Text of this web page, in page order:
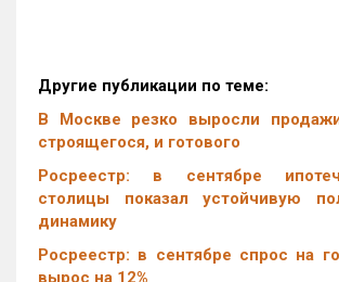
Другие публикации по теме:
В Москве резко выросли
строящегося, и готового
Росреестр: в сентябре
столицы показал устойчивую
динамику
Росреестр: в сентябре спрос на
вырос на 12%